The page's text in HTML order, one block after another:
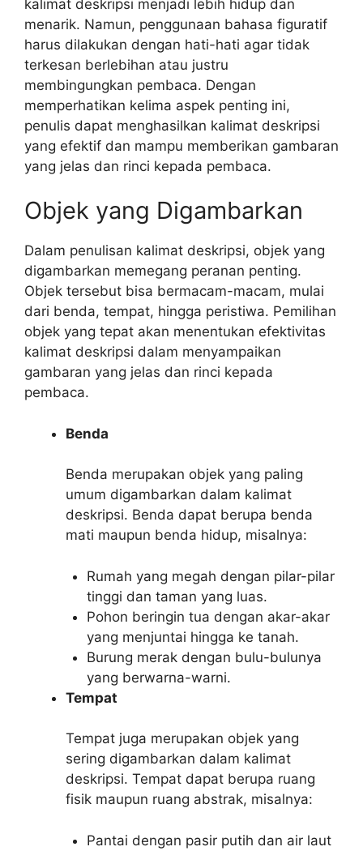
kalimat deskripsi menjadi lebih hidup dan
menarik. Namun, penggunaan bahasa figuratif
harus dilakukan dengan hati-hati agar tidak
terkesan berlebihan atau justru
membingungkan pembaca. Dengan
memperhatikan kelima aspek penting ini,
penulis dapat menghasilkan kalimat deskripsi
yang efektif dan mampu memberikan gambaran
yang jelas dan rinci kepada pembaca.
Objek yang Digambarkan
Dalam penulisan kalimat deskripsi, objek yang
digambarkan memegang peranan penting.
Objek tersebut bisa bermacam-macam, mulai
dari benda, tempat, hingga peristiwa. Pemilihan
objek yang tepat akan menentukan efektivitas
kalimat deskripsi dalam menyampaikan
gambaran yang jelas dan rinci kepada
pembaca.
Benda
Benda merupakan objek yang paling
umum digambarkan dalam kalimat
deskripsi. Benda dapat berupa benda
mati maupun benda hidup, misalnya:
Rumah yang megah dengan pilar-pilar
tinggi dan taman yang luas.
Pohon beringin tua dengan akar-akar
yang menjuntai hingga ke tanah.
Burung merak dengan bulu-bulunya
yang berwarna-warni.
Tempat
Tempat juga merupakan objek yang
sering digambarkan dalam kalimat
deskripsi. Tempat dapat berupa ruang
fisik maupun ruang abstrak, misalnya:
Pantai dengan pasir putih dan air laut